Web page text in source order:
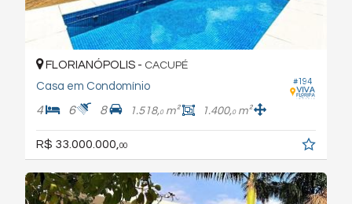
#194
FLORIANÓPOLIS - CACUPÉ
Casa em Condomínio
4 6 8 1.518,0m² 1.400,0m²
R$ 33.000.000, 00